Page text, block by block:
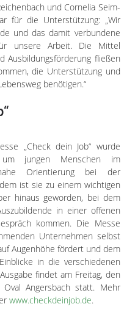
und Cornelia Seim-
für die Unterstützung: „Wir
und das damit verbundene
unsere Arbeit. Die Mittel
Ausbildungsförderung fließen
die Unterstützung und
benötigen.“
„Check dein Job“ wurde
jungen Menschen im
Orientierung bei der
ist sie zu einem wichtigen
hinaus geworden, bei dem
in einer offenen
kommen. Die Messe
Unternehmen selbst
Augenhöhe fördert und dem
in die verschiedenen
findet am Freitag, den
Angersbach statt. Mehr
www.checkdeinjob.de.